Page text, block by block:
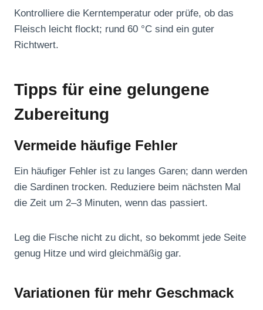
Kontrolliere die Kerntemperatur oder prüfe, ob das
Fleisch leicht flockt; rund 60 °C sind ein guter
Richtwert.
Tipps für eine gelungene
Zubereitung
Vermeide häufige Fehler
Ein häufiger Fehler ist zu langes Garen; dann werden
die Sardinen trocken. Reduziere beim nächsten Mal
die Zeit um 2–3 Minuten, wenn das passiert.
Leg die Fische nicht zu dicht, so bekommt jede Seite
genug Hitze und wird gleichmäßig gar.
Variationen für mehr Geschmack